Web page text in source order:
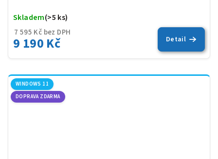
7 595 Kč bez DPH
9 190 Kč
Skladem(>5 ks)
5,0
z
5
Detail
WINDOWS 11
DOPRAVA ZDARMA